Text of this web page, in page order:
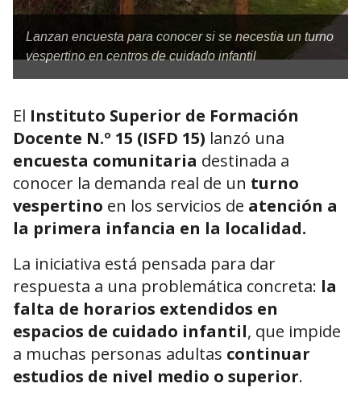
Lanzan encuesta para conocer si se necestia un turno
vespertino en centros de cuidado infantil
El Instituto Superior de Formación
Docente N.º 15 (ISFD 15) lanzó una
encuesta comunitaria destinada a
conocer la demanda real de un turno
vespertino en los servicios de atención a
la primera infancia en la localidad.
La iniciativa está pensada para dar
respuesta a una problemática concreta: la
falta de horarios extendidos en
espacios de cuidado infantil, que impide
a muchas personas adultas continuar
estudios de nivel medio o superior.